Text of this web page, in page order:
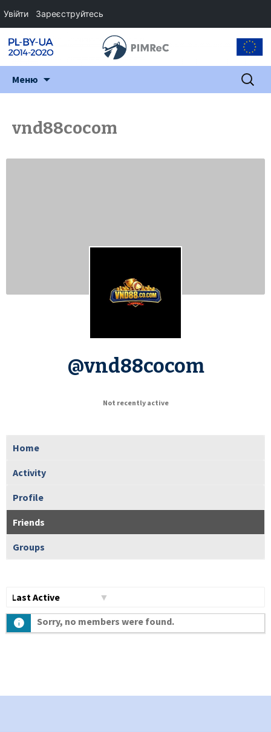
Меню Пошук:
vnd88cocom
@vnd88cocom
Not recently active
Home
Activity
Profile
Friends
Groups
Sorry, no members were found.
Увійти Зареєструйтесь